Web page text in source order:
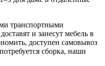
транспортными
и занесут мебель в
доступен самовывоз
сборка, наши